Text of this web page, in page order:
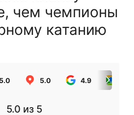
чем чемпионы
катанию
5.0 5.0 4.9
5.0 из 5